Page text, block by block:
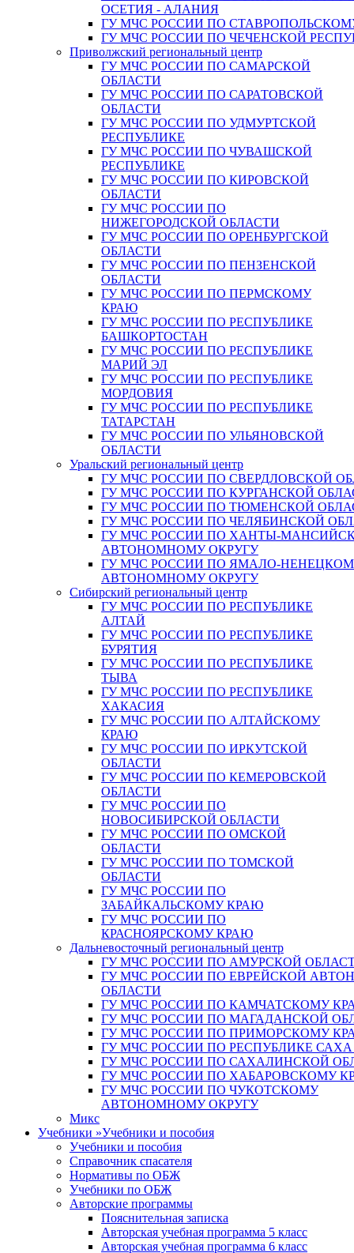
ОСЕТИЯ - АЛАНИЯ
ГУ МЧС РОССИИ ПО
ГУ МЧС РОССИИ ПО ЧЕЧЕНСКОЙ
Приволжский региональный центр
ГУ МЧС РОССИИ ПО САМАРСКОЙ
ОБЛАСТИ
ГУ МЧС РОССИИ ПО САРАТОВСКОЙ
ОБЛАСТИ
ГУ МЧС РОССИИ ПО УДМУРТСКОЙ
РЕСПУБЛИКЕ
ГУ МЧС РОССИИ ПО ЧУВАШСКОЙ
РЕСПУБЛИКЕ
ГУ МЧС РОССИИ ПО КИРОВСКОЙ
ОБЛАСТИ
ГУ МЧС РОССИИ ПО
НИЖЕГОРОДСКОЙ ОБЛАСТИ
ГУ МЧС РОССИИ ПО ОРЕНБУРГСКОЙ
ОБЛАСТИ
ГУ МЧС РОССИИ ПО ПЕНЗЕНСКОЙ
ОБЛАСТИ
ГУ МЧС РОССИИ ПО ПЕРМСКОМУ
КРАЮ
ГУ МЧС РОССИИ ПО РЕСПУБЛИКЕ
БАШКОРТОСТАН
ГУ МЧС РОССИИ ПО РЕСПУБЛИКЕ
МАРИЙ ЭЛ
ГУ МЧС РОССИИ ПО РЕСПУБЛИКЕ
МОРДОВИЯ
ГУ МЧС РОССИИ ПО РЕСПУБЛИКЕ
ТАТАРСТАН
ГУ МЧС РОССИИ ПО УЛЬЯНОВСКОЙ
ОБЛАСТИ
Уральский региональный центр
ГУ МЧС РОССИИ ПО СВЕРДЛОВСКОЙ
ГУ МЧС РОССИИ ПО КУРГАНСКОЙ
ГУ МЧС РОССИИ ПО ТЮМЕНСКОЙ
ГУ МЧС РОССИИ ПО ЧЕЛЯБИНСКОЙ
ГУ МЧС РОССИИ ПО ХАНТЫ-
АВТОНОМНОМУ ОКРУГУ
ГУ МЧС РОССИИ ПО ЯМАЛО-
АВТОНОМНОМУ ОКРУГУ
Сибирский региональный центр
ГУ МЧС РОССИИ ПО РЕСПУБЛИКЕ
АЛТАЙ
ГУ МЧС РОССИИ ПО РЕСПУБЛИКЕ
БУРЯТИЯ
ГУ МЧС РОССИИ ПО РЕСПУБЛИКЕ
ТЫВА
ГУ МЧС РОССИИ ПО РЕСПУБЛИКЕ
ХАКАСИЯ
ГУ МЧС РОССИИ ПО АЛТАЙСКОМУ
КРАЮ
ГУ МЧС РОССИИ ПО ИРКУТСКОЙ
ОБЛАСТИ
ГУ МЧС РОССИИ ПО КЕМЕРОВСКОЙ
ОБЛАСТИ
ГУ МЧС РОССИИ ПО
НОВОСИБИРСКОЙ ОБЛАСТИ
ГУ МЧС РОССИИ ПО ОМСКОЙ
ОБЛАСТИ
ГУ МЧС РОССИИ ПО ТОМСКОЙ
ОБЛАСТИ
ГУ МЧС РОССИИ ПО
ЗАБАЙКАЛЬСКОМУ КРАЮ
ГУ МЧС РОССИИ ПО
КРАСНОЯРСКОМУ КРАЮ
Дальневосточный региональный центр
ГУ МЧС РОССИИ ПО АМУРСКОЙ
ГУ МЧС РОССИИ ПО ЕВРЕЙСКОЙ
ОБЛАСТИ
ГУ МЧС РОССИИ ПО КАМЧАТСКОМУ
ГУ МЧС РОССИИ ПО МАГАДАНСКОЙ
ГУ МЧС РОССИИ ПО ПРИМОРСКОМУ
ГУ МЧС РОССИИ ПО РЕСПУБЛИКЕ
ГУ МЧС РОССИИ ПО САХАЛИНСКОЙ
ГУ МЧС РОССИИ ПО ХАБАРОВСКОМУ
ГУ МЧС РОССИИ ПО ЧУКОТСКОМУ
АВТОНОМНОМУ ОКРУГУ
Микс
Учебники »Учебники и пособия
Учебники и пособия
Справочник спасателя
Нормативы по ОБЖ
Учебники по ОБЖ
Авторские программы
Пояснительная записка
Авторская учебная программа 5 класс
Авторская учебная программа 6 класс